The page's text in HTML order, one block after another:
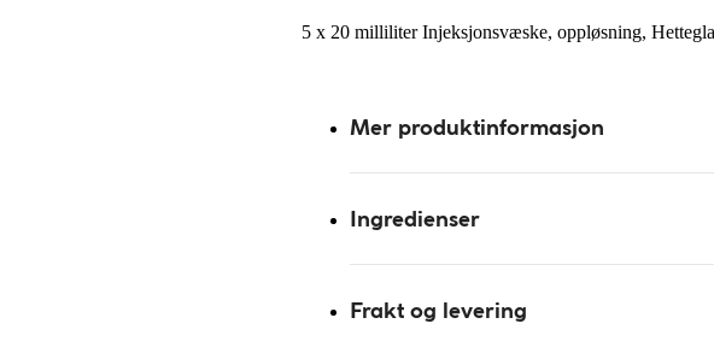
5 x 20 milliliter Injeksjonsvæske, oppløsning,
Mer produktinformasjon
Ingredienser
Frakt og levering